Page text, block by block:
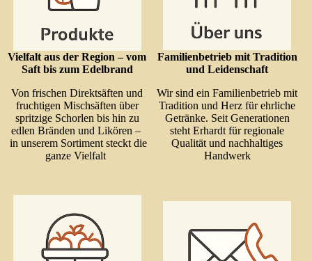
Vielfalt aus der Region – vom
Saft bis zum Edelbrand
Von frischen Direktsäften und
fruchtigen Mischsäften über
spritzige Schorlen bis hin zu
edlen Bränden und Likören –
in unserem Sortiment steckt die
ganze Vielfalt
Familienbetrieb mit Tradition
und Leidenschaft
Wir sind ein Familienbetrieb mit
Tradition und Herz für ehrliche
Getränke. Seit Generationen
steht Erhardt für regionale
Qualität und nachhaltiges
Handwerk